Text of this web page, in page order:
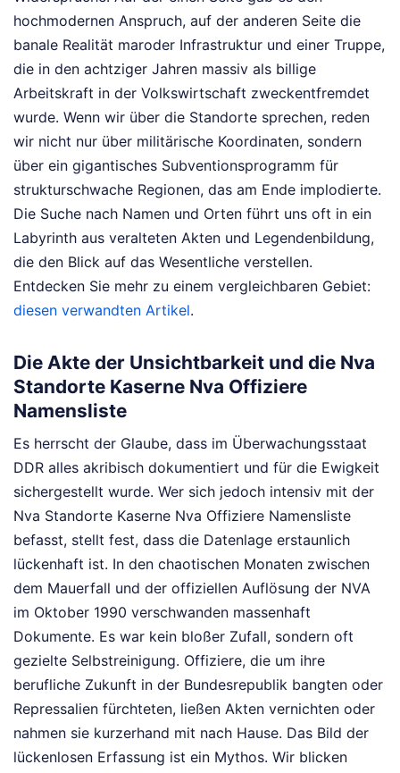
hochmodernen Anspruch, auf der anderen Seite die
banale Realität maroder Infrastruktur und einer Truppe,
die in den achtziger Jahren massiv als billige
Arbeitskraft in der Volkswirtschaft zweckentfremdet
wurde. Wenn wir über die Standorte sprechen, reden
wir nicht nur über militärische Koordinaten, sondern
über ein gigantisches Subventionsprogramm für
strukturschwache Regionen, das am Ende implodierte.
Die Suche nach Namen und Orten führt uns oft in ein
Labyrinth aus veralteten Akten und Legendenbildung,
die den Blick auf das Wesentliche verstellen.
Entdecken Sie mehr zu einem vergleichbaren Gebiet:
diesen verwandten Artikel.
Die Akte der Unsichtbarkeit und die Nva
Standorte Kaserne Nva Offiziere
Namensliste
Es herrscht der Glaube, dass im Überwachungsstaat
DDR alles akribisch dokumentiert und für die Ewigkeit
sichergestellt wurde. Wer sich jedoch intensiv mit der
Nva Standorte Kaserne Nva Offiziere Namensliste
befasst, stellt fest, dass die Datenlage erstaunlich
lückenhaft ist. In den chaotischen Monaten zwischen
dem Mauerfall und der offiziellen Auflösung der NVA
im Oktober 1990 verschwanden massenhaft
Dokumente. Es war kein bloßer Zufall, sondern oft
gezielte Selbstreinigung. Offiziere, die um ihre
berufliche Zukunft in der Bundesrepublik bangten oder
Repressalien fürchteten, ließen Akten vernichten oder
nahmen sie kurzerhand mit nach Hause. Das Bild der
lückenlosen Erfassung ist ein Mythos. Wir blicken